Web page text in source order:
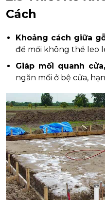
Cách
Khoảng cách giữa
để mối không thể leo
Giáp mối quanh
ngăn mối ở bệ cửa,